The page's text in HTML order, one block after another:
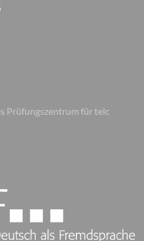
Prüfungszentrum für telc